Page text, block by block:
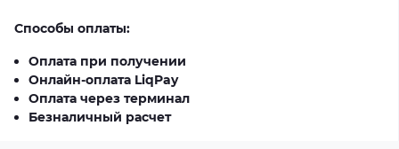
Способы оплаты:
Оплата при получении
Онлайн-оплата LiqPay
Оплата через терминал
Безналичный расчет